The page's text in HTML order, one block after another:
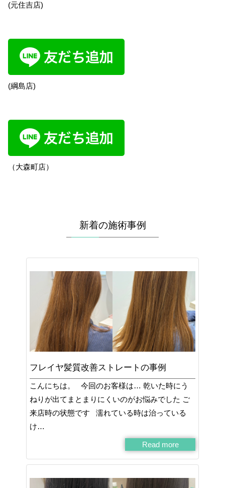
(元住吉店)
(綱島店)
（大森町店）
新着の施術事例
フレイヤ髪質改善ストレートの事例
こんにちは。 今回のお客様は… 乾いた時にう
ねりが出てまとまりにくいのがお悩みでした ご
来店時の状態です 濡れている時は治っている
け…
Read more